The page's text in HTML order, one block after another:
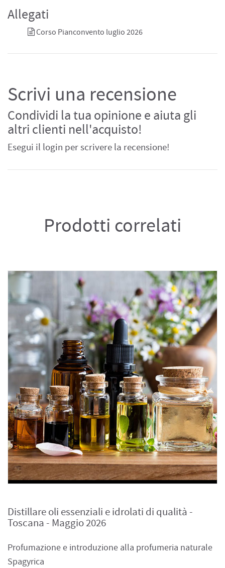
Allegati
Corso Pianconvento luglio 2026
Scrivi una recensione
Condividi la tua opinione e aiuta gli
altri clienti nell'acquisto!
Esegui il login per scrivere la recensione!
Prodotti correlati
Distillare oli essenziali e idrolati di qualità -
Toscana - Maggio 2026
Profumazione e introduzione alla profumeria naturale
Spagyrica